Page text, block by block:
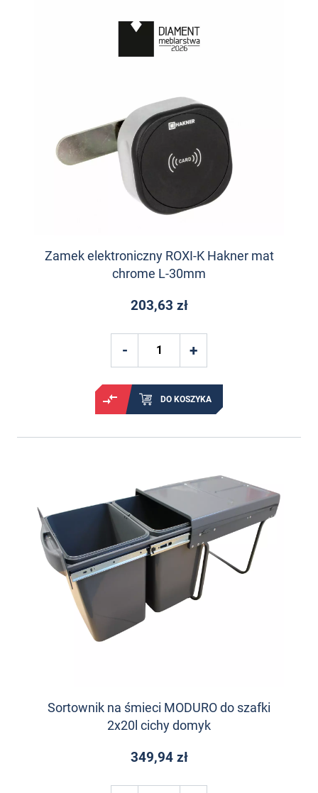
Zamek elektroniczny ROXI-K Hakner mat
chrome L-30mm
203,63 zł
DO KOSZYKA
Sortownik na śmieci MODURO do szafki
2x20l cichy domyk
349,94 zł